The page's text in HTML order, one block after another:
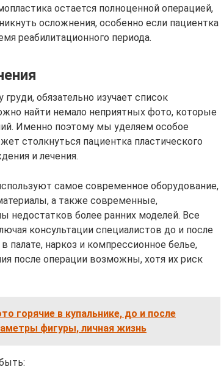
остается полноценной операцией,
осложнения, особенно если пациентка
реабилитационного периода.
обязательно изучает список
найти немало неприятных фото, которые
Именно поэтому мы уделяем особое
столкнуться пациентка пластического
и лечения.
самое современное оборудование,
а также современные,
более ранних моделей. Все
консультации специалистов до и после
наркоз и компрессионное белье,
после операции возможны, хотя их риск
горячие в купальнике, до и после
фигуры, личная жизнь